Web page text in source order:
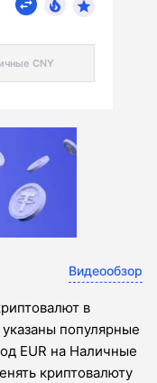
Видеообзор
в
популярные
EUR на Наличные
криптовалюту